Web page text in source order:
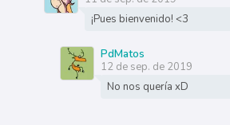
¡Pues bienvenido! <3
PdMatos
12 de sep. de 2019
No nos quería xD